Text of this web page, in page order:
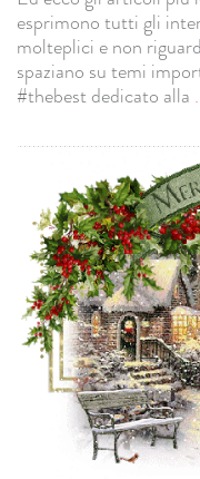
esprimono tutti gli
molteplici e non
spaziano su temi
#thebest dedicato alla